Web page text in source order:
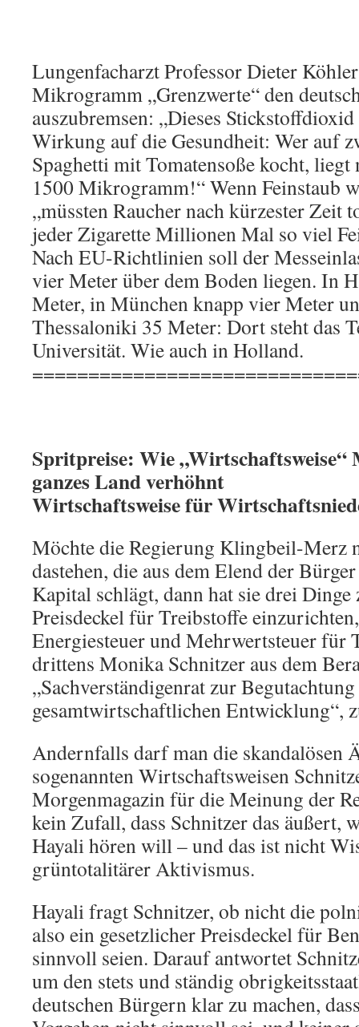
Lungenfacharzt Professor Dieter
Mikrogramm „Grenzwerte“ den
auszubremsen: „Dieses
Wirkung auf die Gesundheit: Wer auf
Spaghetti mit Tomatensoße kocht,
1500 Mikrogramm!“ Wenn Feinstaub
„müssten Raucher nach kürzester Zeit
jeder Zigarette Millionen Mal so viel
Nach EU-Richtlinien soll der
vier Meter über dem Boden liegen. In
Meter, in München knapp vier Meter
Thessaloniki 35 Meter: Dort steht das
Universität. Wie auch in Holland.
Spritpreise: Wie „Wirtschaftsweise“
ganzes Land verhöhnt
Wirtschaftsweise für
Möchte die Regierung Klingbeil-Merz
dastehen, die aus dem Elend der
Kapital schlägt, dann hat sie drei Dinge
Preisdeckel für Treibstoffe
Energiesteuer und Mehrwertsteuer für
drittens Monika Schnitzer aus dem
„Sachverständigenrat zur
gesamtwirtschaftlichen Entwicklung“,
Andernfalls darf man die skandalösen
sogenannten Wirtschaftsweisen
Morgenmagazin für die Meinung der
kein Zufall, dass Schnitzer das äußert,
Hayali hören will – und das ist nicht
grüntotalitärer Aktivismus.
Hayali fragt Schnitzer, ob nicht die
also ein gesetzlicher Preisdeckel für
sinnvoll seien. Darauf antwortet
um den stets und ständig
deutschen Bürgern klar zu machen,